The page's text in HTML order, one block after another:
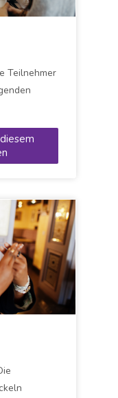
Teilnehmer
Klarheit,
Tonfall,